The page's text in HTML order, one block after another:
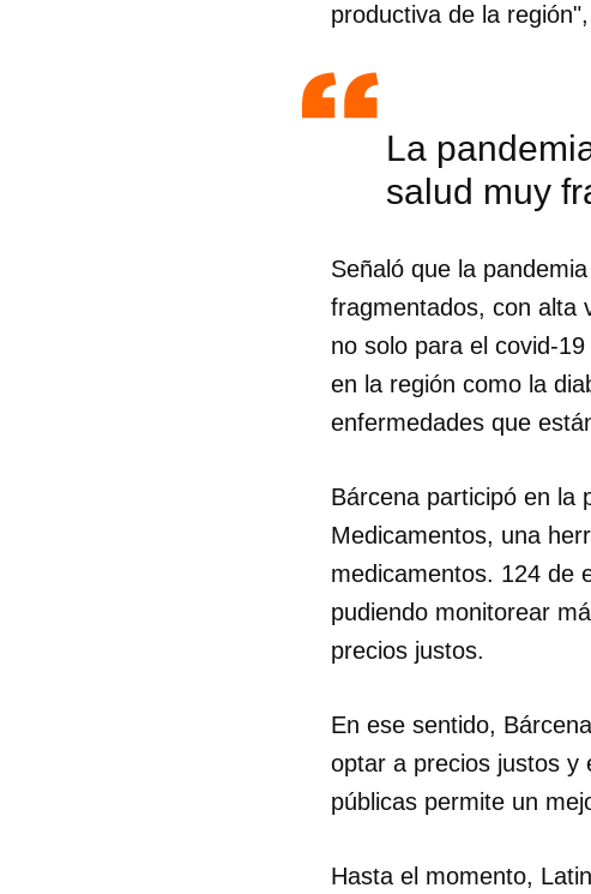
Guardar
Para
cuenta de
productiva de la
La
salud muy
Señaló que la
fragmentados, con alta
no solo para el covid-
en la región como la
enfermedades que
Bárcena participó en la
Medicamentos, una
medicamentos. 124 de
pudiendo monitorear
precios justos.
En ese sentido,
optar a precios justos y
públicas permite un
Hasta el momento,